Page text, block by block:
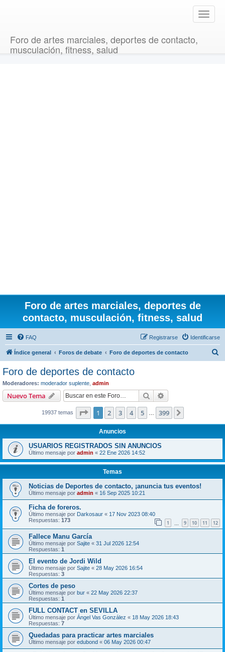
T
o
Foro de artes marciales, deportes de contacto,
musculación, fitness, salud
Foro de artes marciales, deportes de
contacto, musculación, fitness, salud
FAQ Identificarse
Registrarse
Índice general Foros de debate Foro de deportes de contacto
Foro de deportes de contacto
Moderadores: moderador suplente admin
Nuevo Tema Buscar
19937 temas Página de 399
1 2 3 4 5 399
Anuncios
USUARIOS REGISTRADOS SIN ANUNCIOS
Último mensaje por admin « 22 Ene 2026 14:52
Temas
Noticias de Deportes de contacto, ¡anuncia tus eventos!
Último mensaje por admin « 16 Sep 2025 10:21
Ficha de foreros.
Último mensaje por Darkosaur « 17 Nov 2023 08:40
Respuestas: 173 1 9 10 11 12
Fallece Manu García
Último mensaje por Sajite « 31 Jul 2026 12:54
Respuestas: 1
El evento de Jordi Wild
Último mensaje por Sajite « 28 May 2026 16:54
Respuestas: 3
Cortes de peso
Último mensaje por bur « 22 May 2026 22:37
Respuestas: 1
FULL CONTACT en SEVILLA
Último mensaje por Ángel Vas González « 18 May 2026 18:43
Respuestas: 7
Quedadas para practicar artes marciales
Último mensaje por edubond « 06 May 2026 00:47